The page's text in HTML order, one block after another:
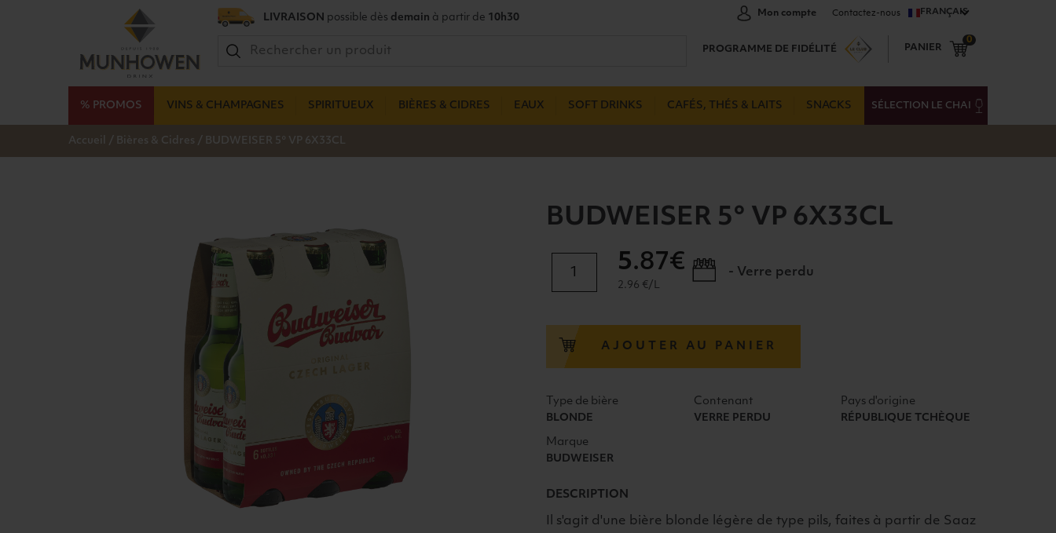
LIVRAISON possible dès demain à partir de 10h30 Mon compte Contactez-nous FRANÇAIS
PROGRAMME DE FIDÉLITÉ PANIER
0
% PROMOS VINS & CHAMPAGNES SPIRITUEUX BIÈRES & CIDRES EAUX SOFT DRINKS CAFÉS, THÉS & LAITS SNACKS SÉLECTION LE CHAI
Accueil / Bières & Cidres / BUDWEISER 5° VP 6X33CL
BUDWEISER 5° VP 6X33CL
VP
6X33CL
5.87€
2.96 €/L
- Verre perdu
AJOUTER AU PANIER
Type de bière
BLONDE
Contenant
VERRE PERDU
Pays d'origine
RÉPUBLIQUE TCHÈQUE
Marque
BUDWEISER
DESCRIPTION
Il s'agit d'une bière blonde légère de type pils, faites à partir de Saaz